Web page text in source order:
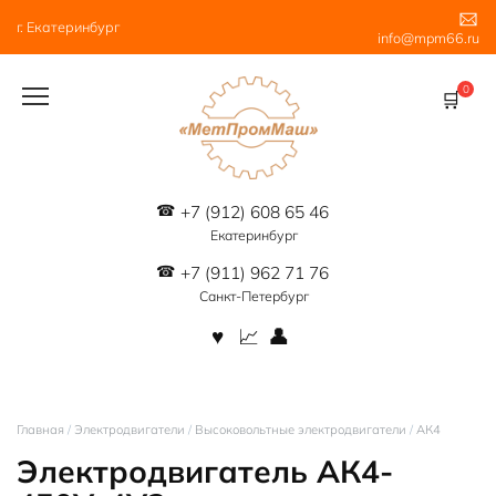
содержанию
г. Екатеринбург
info@mpm66.ru
+7 (912) 608 65 46
Екатеринбург
+7 (911) 962 71 76
Санкт-Петербург
0
Главная / Электродвигатели / Высоковольтные электродвигатели / АК4
Электродвигатель АК4-